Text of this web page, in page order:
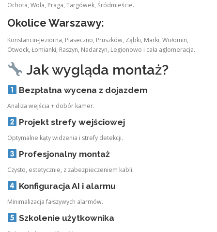
Ochota, Wola, Praga, Targówek, Śródmieście.
Okolice Warszawy:
Konstancin‑Jeziorna, Piaseczno, Pruszków, Ząbki, Marki, Wołomin,
Otwock, Łomianki, Raszyn, Nadarzyn, Legionowo i cała aglomeracja.
Jak wygląda montaż?
Bezpłatna wycena z dojazdem
Analiza wejścia + dobór kamer.
Projekt strefy wejściowej
Optymalne kąty widzenia i strefy detekcji.
Profesjonalny montaż
Czysto, estetycznie, z zabezpieczeniem kabli.
Konfiguracja AI i alarmu
Minimalizacja fałszywych alarmów.
Szkolenie użytkownika